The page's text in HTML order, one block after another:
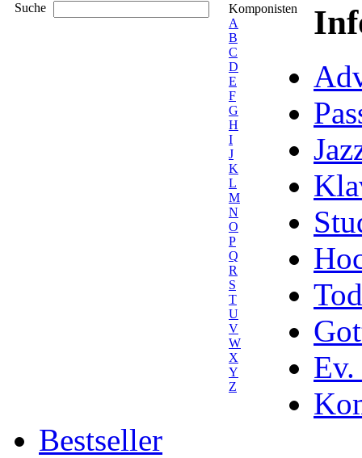
Suche
Komponisten
A
B
C
D
E
F
G
H
I
J
K
L
M
N
O
P
Q
R
S
T
U
V
W
X
Y
Z
Ev.
Bestseller